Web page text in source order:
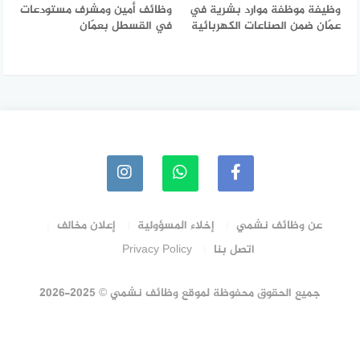
وظيفة موظفة موارد بشرية في
عمّان ضمن الصناعات الكهربائية
وظائف أمين ومشرف مستودعات
في القسطل بعمّان
عن وظائف نشمي إخلاء المسؤولية
إعلان مخالف
اتصل بنا
Privacy Policy
جميع الحقوق محفوظة لموقع وظائف نشمي © 2025-2026